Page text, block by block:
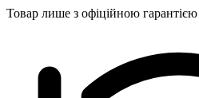
Товар лише з офіційною